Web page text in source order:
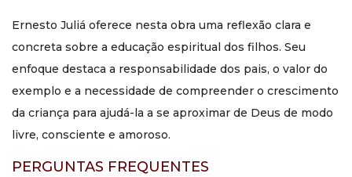
Ernesto Juliá oferece nesta obra uma reflexão clara e
concreta sobre a educação espiritual dos filhos. Seu
enfoque destaca a responsabilidade dos pais, o valor do
exemplo e a necessidade de compreender o crescimento
da criança para ajudá-la a se aproximar de Deus de modo
livre, consciente e amoroso.
PERGUNTAS FREQUENTES